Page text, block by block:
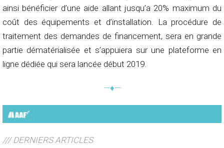
ainsi bénéficier d’une aide allant jusqu’a 20% maximum du
coût des équipements et d’installation. La procédure de
traitement des demandes de financement, sera en grande
partie dématérialisée et s’appuiera sur une plateforme en
ligne dédiée qui sera lancée début 2019.
—♦—
/// DERNIERS ARTICLES